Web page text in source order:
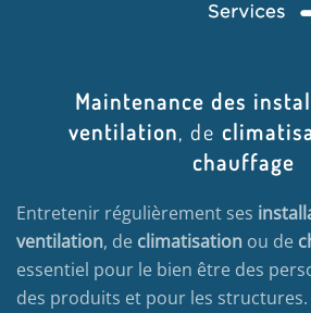
Maintenance des
ventilation, de
chauffage
Entretenir régulièrement ses
ventilation, de climatisation ou de
essentiel pour le bien être des
des produits et pour les structures.